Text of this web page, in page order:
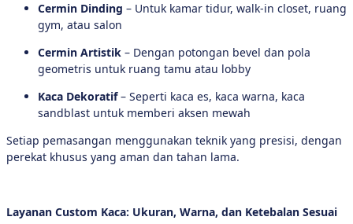
Cermin Dinding – Untuk kamar tidur, walk-in closet, ruang
gym, atau salon
Cermin Artistik – Dengan potongan bevel dan pola
geometris untuk ruang tamu atau lobby
Kaca Dekoratif– Seperti kaca es, kaca warna, kaca
sandblast untuk memberi aksen mewah
Setiap pemasangan menggunakan teknik yang presisi, dengan
perekat khusus yang aman dan tahan lama.
Layanan Custom Kaca: Ukuran, Warna, dan Ketebalan Sesuai